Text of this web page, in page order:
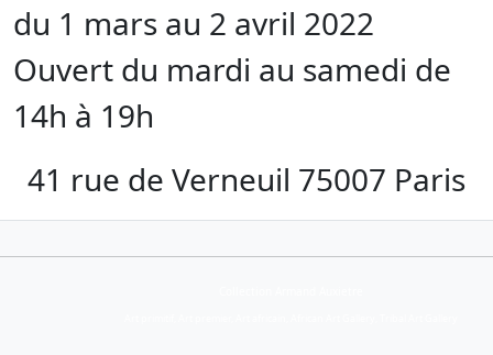
du 1 mars au 2 avril 2022
Ouvert du mardi au samedi de
14h à 19h
41 rue de Verneuil 75007 Paris